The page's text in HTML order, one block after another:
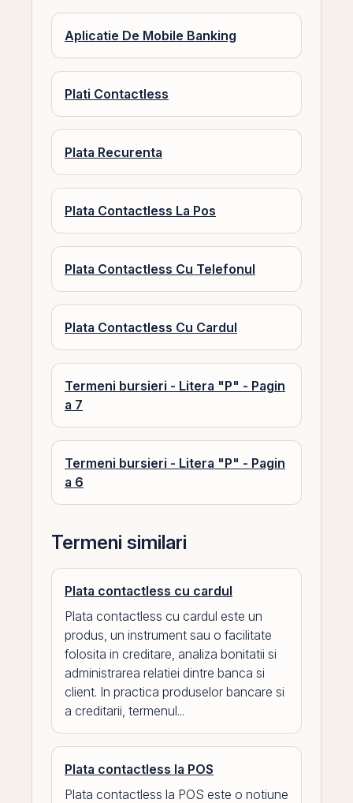
Aplicatie De Mobile Banking
Plati Contactless
Plata Recurenta
Plata Contactless La Pos
Plata Contactless Cu Telefonul
Plata Contactless Cu Cardul
Termeni bursieri - Litera "P" - Pagin
a 7
Termeni bursieri - Litera "P" - Pagin
a 6
Termeni similari
Plata contactless cu cardul
Plata contactless cu cardul este un
produs, un instrument sau o facilitate
folosita in creditare, analiza bonitatii si
administrarea relatiei dintre banca si
client. In practica produselor bancare si
a creditarii, termenul...
Plata contactless la POS
Plata contactless la POS este o notiune